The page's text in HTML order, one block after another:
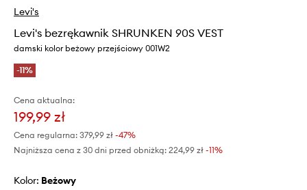
Levi's
Levi's bezrękawnik SHRUNKEN 90S VEST
damski kolor beżowy przejściowy 001W2
-11%
Cena aktualna:
199,99 zł
Cena regularna: 379,99 zł -47%
Najniższa cena z 30 dni przed obniżką: 224,99 zł -11%
Kolor: beżowy